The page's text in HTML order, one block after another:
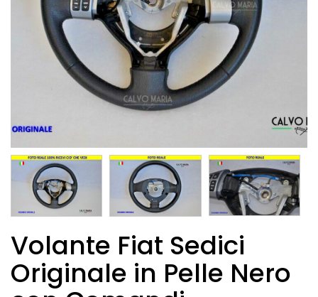
Volante Fiat Sedici
Originale in Pelle Nero